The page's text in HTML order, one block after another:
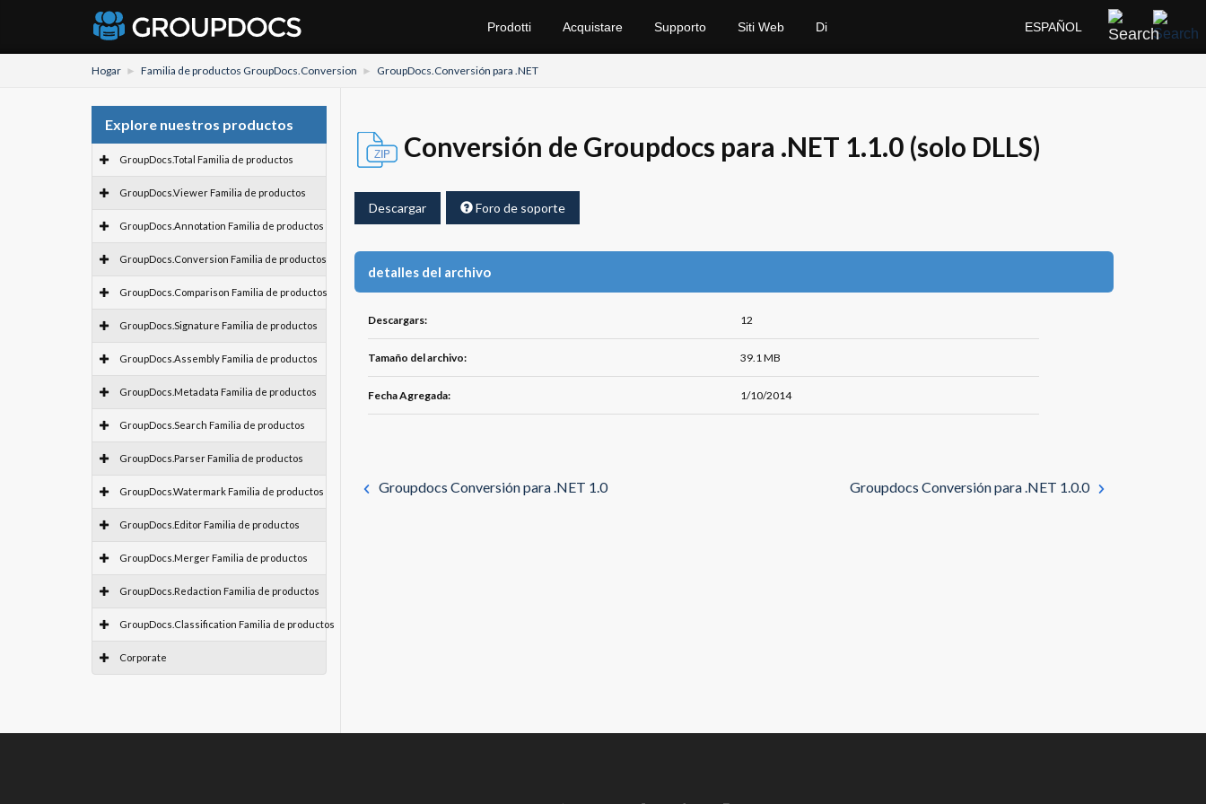
ESPAÑOL
Prodotti Acquistare Supporto Siti Web Di
Hogar Familia de productos GroupDocs.Conversion GroupDocs.Conversión para .NET
Explore nuestros productos
GroupDocs.Total Familia de productos
GroupDocs.Viewer Familia de productos
GroupDocs.Annotation Familia de productos
GroupDocs.Conversion Familia de productos
GroupDocs.Comparison Familia de productos
GroupDocs.Signature Familia de productos
GroupDocs.Assembly Familia de productos
GroupDocs.Metadata Familia de productos
GroupDocs.Search Familia de productos
GroupDocs.Parser Familia de productos
GroupDocs.Watermark Familia de productos
GroupDocs.Editor Familia de productos
GroupDocs.Merger Familia de productos
GroupDocs.Redaction Familia de productos
GroupDocs.Classification Familia de productos
Corporate
Conversión de Groupdocs para .NET 1.1.0 (solo DLLS)
Descargar Foro de soporte
detalles del archivo
Descargars: 12
Tamaño del archivo: 39.1 MB
Fecha Agregada: 1/10/2014
Groupdocs Conversión para .NET 1.0 Groupdocs Conversión para .NET 1.0.0